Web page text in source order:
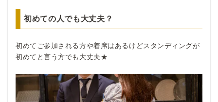
初めての人でも大丈夫？
初めてご参加される方や着席はあるけどスタンディングが
初めてと言う方でも大丈夫★